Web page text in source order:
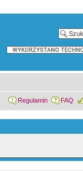
Regulamin FAQ